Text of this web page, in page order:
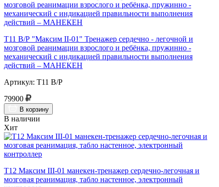
Т11 В/Р "Максим II-01" Тренажер сердечно - легочной и
мозговой реанимации взрослого и ребёнка, пружинно -
механический с индикацией правильности выполнения
действий – МАНЕКЕН
Артикул: Т11 В/Р
79900
В корзину
В наличии
Хит
Т12 Максим III-01 манекен-тренажер сердечно-легочная и
мозговая реанимация, табло настенное, электронный